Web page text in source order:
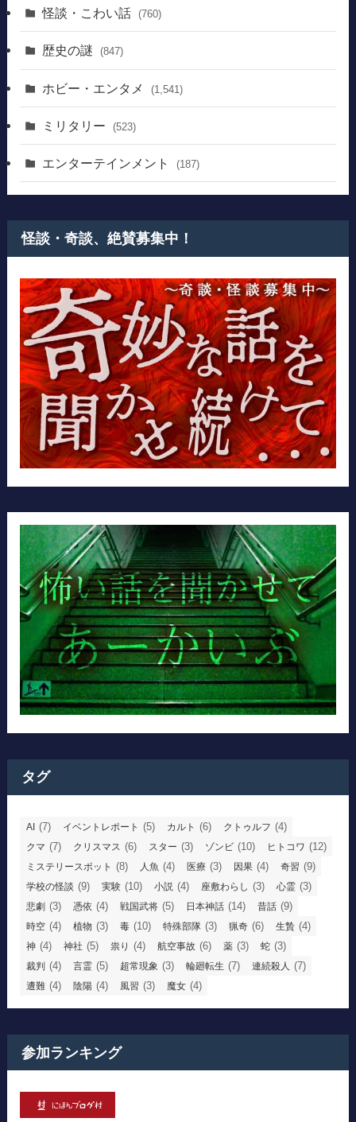
怪談・こわい話 (760)
歴史の謎 (847)
ホビー・エンタメ (1,541)
ミリタリー (523)
エンターテインメント (187)
怪談・奇談、絶賛募集中！
タグ
AI (7) イベントレポート (5) カルト (6) クトゥルフ (4)
クマ (7) クリスマス (6) スター (3) ゾンビ (10) ヒトコワ (12)
ミステリースポット (8) 人魚 (4) 医療 (3) 因果 (4) 奇習 (9)
学校の怪談 (9) 実験 (10) 小説 (4) 座敷わらし (3) 心霊 (3)
悲劇 (3) 憑依 (4) 戦国武将 (5) 日本神話 (14) 昔話 (9)
時空 (4) 植物 (3) 毒 (10) 特殊部隊 (3) 猟奇 (6) 生贄 (4)
神 (4) 神社 (5) 祟り (4) 航空事故 (6) 薬 (3) 蛇 (3)
裁判 (4) 言霊 (5) 超常現象 (3) 輪廻転生 (7) 連続殺人 (7)
遭難 (4) 陰陽 (4) 風習 (3) 魔女 (4)
参加ランキング